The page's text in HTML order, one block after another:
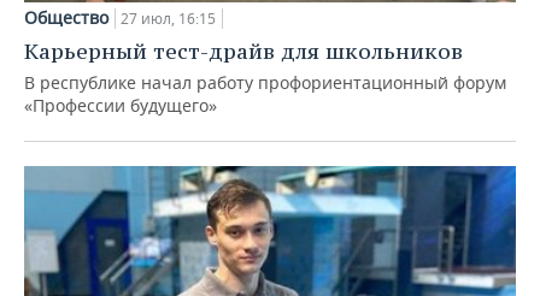
Общество 27 июл, 16:15
Карьерный тест-драйв для школьников
В республике начал работу профориентационный форум
«Профессии будущего»